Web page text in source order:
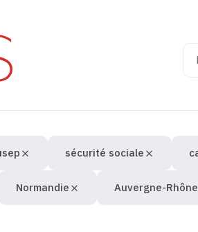
sécurité sociale
Normandie Auvergne-